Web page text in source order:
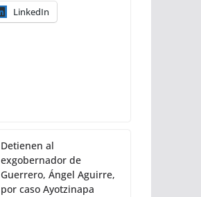
LinkedIn
Detienen al
exgobernador de
Guerrero, Ángel Aguirre,
por caso Ayotzinapa